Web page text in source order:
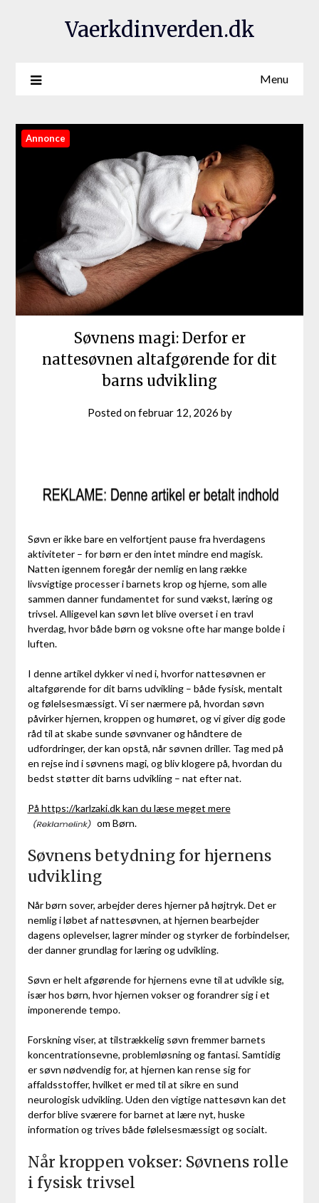
Vaerkdinverden.dk
Menu
Annonce
Søvnens magi: Derfor er
nattesøvnen altafgørende for dit
barns udvikling
Posted onfebruar 12, 2026 by
Søvn er ikke bare en velfortjent pause fra hverdagens
aktiviteter – for børn er den intet mindre end magisk.
Natten igennem foregår der nemlig en lang række
livsvigtige processer i barnets krop og hjerne, som alle
sammen danner fundamentet for sund vækst, læring og
trivsel. Alligevel kan søvn let blive overset i en travl
hverdag, hvor både børn og voksne ofte har mange bolde i
luften.
I denne artikel dykker vi ned i, hvorfor nattesøvnen er
altafgørende for dit barns udvikling – både fysisk, mentalt
og følelsesmæssigt. Vi ser nærmere på, hvordan søvn
påvirker hjernen, kroppen og humøret, og vi giver dig gode
råd til at skabe sunde søvnvaner og håndtere de
udfordringer, der kan opstå, når søvnen driller. Tag med på
en rejse ind i søvnens magi, og bliv klogere på, hvordan du
bedst støtter dit barns udvikling – nat efter nat.
På https://karlzaki.dk kan du læse meget mere
om Børn.
Søvnens betydning for hjernens
udvikling
Når børn sover, arbejder deres hjerner på højtryk. Det er
nemlig i løbet af nattesøvnen, at hjernen bearbejder
dagens oplevelser, lagrer minder og styrker de forbindelser,
der danner grundlag for læring og udvikling.
Søvn er helt afgørende for hjernens evne til at udvikle sig,
især hos børn, hvor hjernen vokser og forandrer sig i et
imponerende tempo.
Forskning viser, at tilstrækkelig søvn fremmer barnets
koncentrationsevne, problemløsning og fantasi. Samtidig
er søvn nødvendig for, at hjernen kan rense sig for
affaldsstoffer, hvilket er med til at sikre en sund
neurologisk udvikling. Uden den vigtige nattesøvn kan det
derfor blive sværere for barnet at lære nyt, huske
information og trives både følelsesmæssigt og socialt.
Når kroppen vokser: Søvnens rolle
i fysisk trivsel